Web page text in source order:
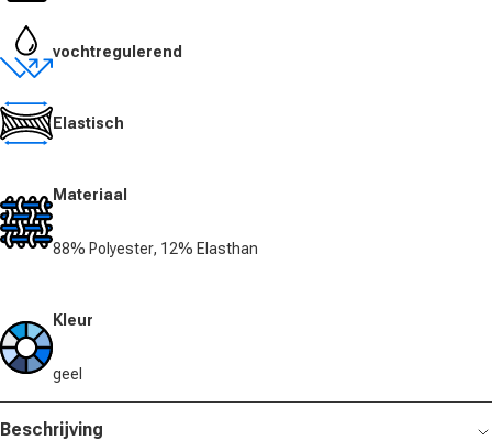
vochtregulerend
Elastisch
Materiaal
88% Polyester, 12% Elasthan
Kleur
geel
Beschrijving